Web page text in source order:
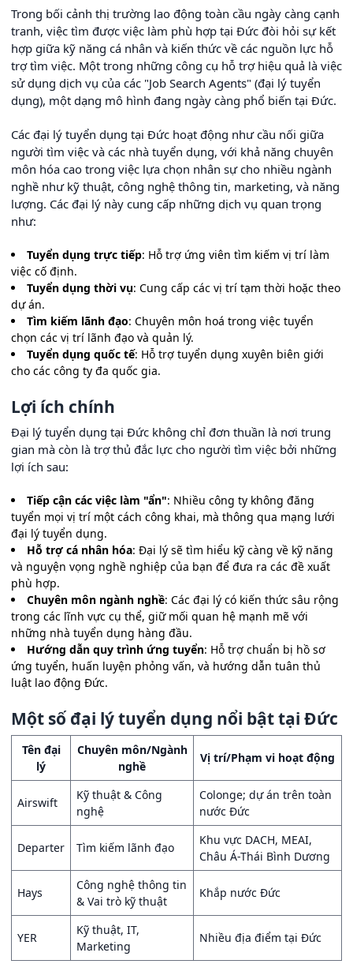
Trong bối cảnh thị trường lao động toàn cầu ngày càng cạnh
tranh, việc tìm được việc làm phù hợp tại Đức đòi hỏi sự kết
hợp giữa kỹ năng cá nhân và kiến thức về các nguồn lực hỗ
trợ tìm việc. Một trong những công cụ hỗ trợ hiệu quả là việc
sử dụng dịch vụ của các "Job Search Agents" (đại lý tuyển
dụng), một dạng mô hình đang ngày càng phổ biến tại Đức.
Các đại lý tuyển dụng tại Đức hoạt động như cầu nối giữa
người tìm việc và các nhà tuyển dụng, với khả năng chuyên
môn hóa cao trong việc lựa chọn nhân sự cho nhiều ngành
nghề như kỹ thuật, công nghệ thông tin, marketing, và năng
lượng. Các đại lý này cung cấp những dịch vụ quan trọng
như:
Tuyển dụng trực tiếp: Hỗ trợ ứng viên tìm kiếm vị trí làm
việc cố định.
Tuyển dụng thời vụ: Cung cấp các vị trí tạm thời hoặc theo
dự án.
Tìm kiếm lãnh đạo: Chuyên môn hoá trong việc tuyển
chọn các vị trí lãnh đạo và quản lý.
Tuyển dụng quốc tế: Hỗ trợ tuyển dụng xuyên biên giới
cho các công ty đa quốc gia.
Lợi ích chính
Đại lý tuyển dụng tại Đức không chỉ đơn thuần là nơi trung
gian mà còn là trợ thủ đắc lực cho người tìm việc bởi những
lợi ích sau:
Tiếp cận các việc làm "ẩn": Nhiều công ty không đăng
tuyển mọi vị trí một cách công khai, mà thông qua mạng lưới
đại lý tuyển dụng.
Hỗ trợ cá nhân hóa: Đại lý sẽ tìm hiểu kỹ càng về kỹ năng
và nguyện vọng nghề nghiệp của bạn để đưa ra các đề xuất
phù hợp.
Chuyên môn ngành nghề: Các đại lý có kiến thức sâu rộng
trong các lĩnh vực cụ thể, giữ mối quan hệ mạnh mẽ với
những nhà tuyển dụng hàng đầu.
Hướng dẫn quy trình ứng tuyển: Hỗ trợ chuẩn bị hồ sơ
ứng tuyển, huấn luyện phỏng vấn, và hướng dẫn tuân thủ
luật lao động Đức.
Một số đại lý tuyển dụng nổi bật tại Đức
Tên đại
lý
Chuyên môn/Ngành
nghề
Vị trí/Phạm vi hoạt động
Airswift
Kỹ thuật & Công
nghệ
Colonge; dự án trên toàn
nước Đức
Departer Tìm kiếm lãnh đạo
Khu vực DACH, MEAI,
Châu Á-Thái Bình Dương
Hays
Công nghệ thông tin
& Vai trò kỹ thuật
Khắp nước Đức
YER
Kỹ thuật, IT,
Marketing
Nhiều địa điểm tại Đức